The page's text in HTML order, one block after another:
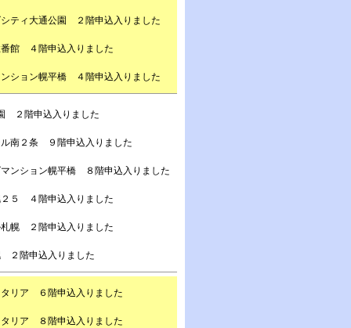
ティ大通公園 ２階申込入りました
番館 ４階申込入りました
ション幌平橋 ４階申込入りました
２階申込入りました
南２条 ９階申込入りました
ンション幌平橋 ８階申込入りました
２５ ４階申込入りました
札幌 ２階申込入りました
２階申込入りました
タリア ６階申込入りました
タリア ８階申込入りました